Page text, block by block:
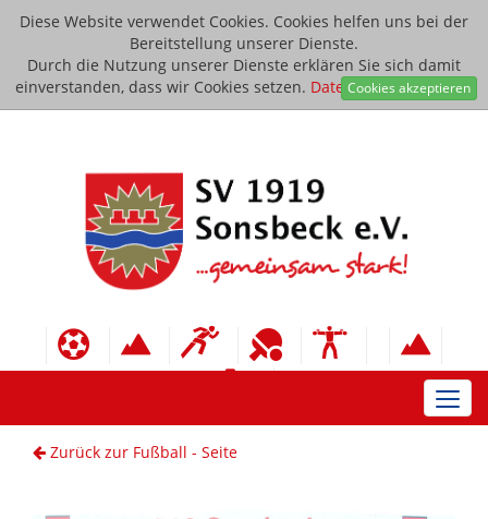
Diese Website verwendet Cookies. Cookies helfen uns bei der
Bereitstellung unserer Dienste.
Durch die Nutzung unserer Dienste erklären Sie sich damit
einverstanden, dass wir Cookies setzen. Datenschutzerklärung
Cookies akzeptieren
Zurück zur Fußball - Seite